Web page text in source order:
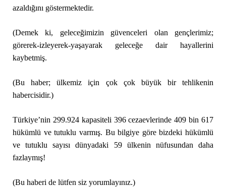
azaldığını göstermektedir.
(Demek ki, geleceğimizin güvenceleri olan gençlerimiz;
görerek-izleyerek-yaşayarak geleceğe dair hayallerini
kaybetmiş.
(Bu haber; ülkemiz için çok çok büyük bir tehlikenin
habercisidir.)
Türkiye’nin 299.924 kapasiteli 396 cezaevlerinde 409 bin 617
hükümlü ve tutuklu varmış. Bu bilgiye göre bizdeki hükümlü
ve tutuklu sayısı dünyadaki 59 ülkenin nüfusundan daha
fazlaymış!
(Bu haberi de lütfen siz yorumlayınız.)